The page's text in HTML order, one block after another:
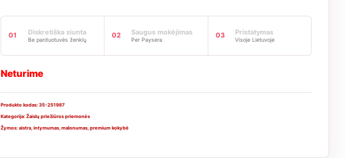
01 Diskretiška siunta
Be parduotuvės ženklų 02 Saugus mokėjimas
Per Paysera 03 Pristatymas
Visoje Lietuvoje
Neturime
Produkto kodas: 35-251987
Kategorija: Žaislų priežiūros priemonės
Žymos: aistra, intymumas, malonumas, premium kokybė